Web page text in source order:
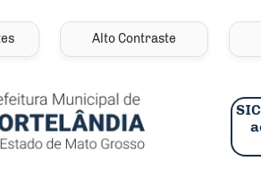
atalhos e
[alt+2]
[alt+4]
Alto Contraste